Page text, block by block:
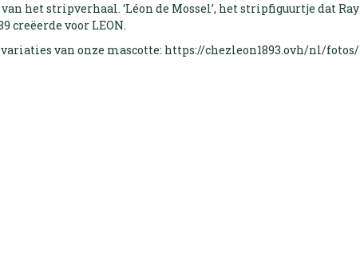
het stripverhaal. ‘Léon de Mossel’, het stripfiguurtje dat Ray
creëerde voor LEON.
van onze mascotte: https://chezleon1893.ovh/nl/fotos/